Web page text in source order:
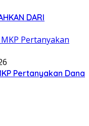
DARI
Pertanyakan Dana